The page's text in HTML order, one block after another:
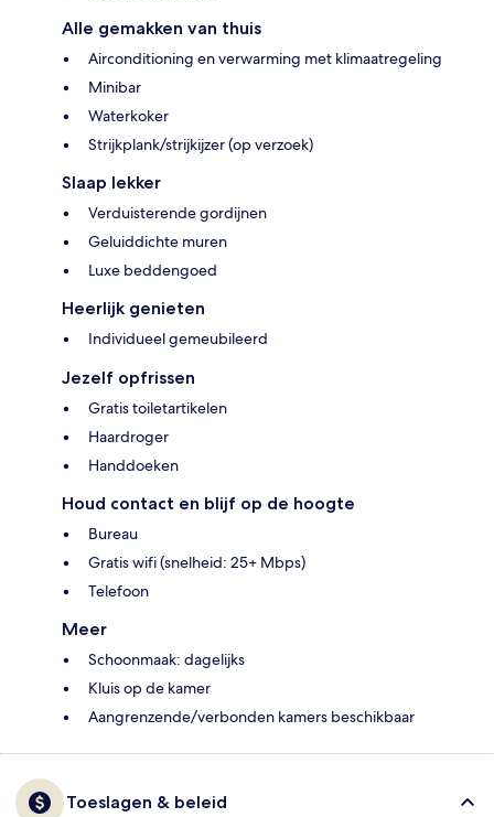
Alle gemakken van thuis
Airconditioning en verwarming met klimaatregeling
Minibar
Waterkoker
Strijkplank/strijkijzer (op verzoek)
Slaap lekker
Verduisterende gordijnen
Geluiddichte muren
Luxe beddengoed
Heerlijk genieten
Individueel gemeubileerd
Jezelf opfrissen
Gratis toiletartikelen
Haardroger
Handdoeken
Houd contact en blijf op de hoogte
Bureau
Gratis wifi (snelheid: 25+ Mbps)
Telefoon
Meer
Schoonmaak: dagelijks
Kluis op de kamer
Aangrenzende/verbonden kamers beschikbaar
Toeslagen & beleid